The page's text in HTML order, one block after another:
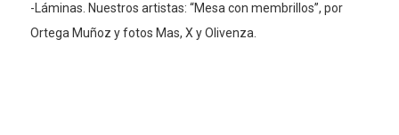
-Láminas. Nuestros artistas: “Mesa con membrillos”, por
Ortega Muñoz y fotos Mas, X y Olivenza.